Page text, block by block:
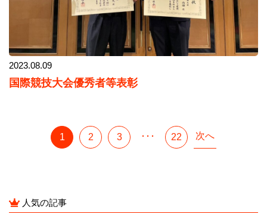
2023.08.09
国際競技大会優秀者等表彰
1 2 3 ･･･ 22 次へ
人気の記事